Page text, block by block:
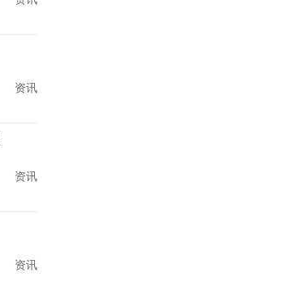
资讯
资讯
资讯